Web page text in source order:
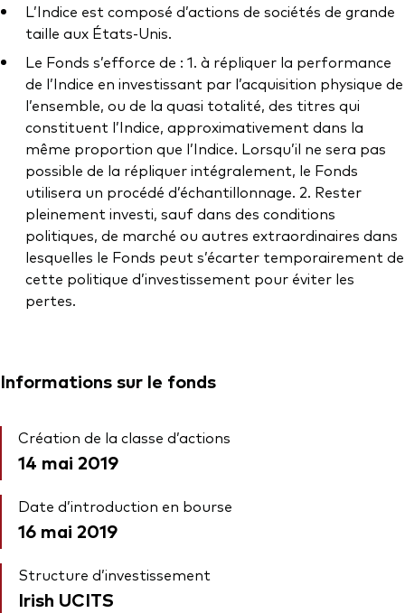
L’Indice est composé d’actions de sociétés de grande
taille aux États-Unis.
Le Fonds s’efforce de : 1. à répliquer la performance
de l’Indice en investissant par l’acquisition physique de
l’ensemble, ou de la quasi totalité, des titres qui
constituent l’Indice, approximativement dans la
même proportion que l’Indice. Lorsqu’il ne sera pas
possible de la répliquer intégralement, le Fonds
utilisera un procédé d’échantillonnage. 2. Rester
pleinement investi, sauf dans des conditions
politiques, de marché ou autres extraordinaires dans
lesquelles le Fonds peut s’écarter temporairement de
cette politique d’investissement pour éviter les
pertes.
Informations sur le fonds
Création de la classe d’actions
14 mai 2019
Date d’introduction en bourse
16 mai 2019
Structure d’investissement
Irish UCITS